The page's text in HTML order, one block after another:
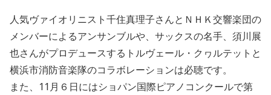
人気ヴァイオリニスト千住真理子さんとＮＨＫ交響楽団の
メンバーによるアンサンブルや、サックスの名手、須川展
也さんがプロデュースするトルヴェール・クヮルテットと
横浜市消防音楽隊のコラボレーションは必聴です。
また、11月６日にはショパン国際ピアノコンクールで第